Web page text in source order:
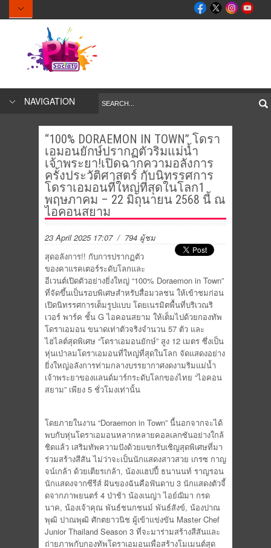
NAVIGATION
“100% DORAEMON IN TOWN” โดรา
เอมอนยักษ์ปรากฏตัวริมแม่น้ำ
เจ้าพระยา!เปิดฉากความอลังการ
ครั้งประวัติศาสตร์ กับนิทรรศการ
โดราเอมอนที่ใหญ่ที่สุดในโลก1
พฤษภาคม – 22 มิถุนายน 2568 นี้ ณ
ไอคอนสยาม
23 April 2025 17:07/ 794 ผู้ชม
สุดอลังการ!! กับการปรากฏตัว
ของคาแรคเตอร์ระดับโลกและ
อีเวนต์เปิดตัวอย่างยิ่งใหญ่ “100% Doraemon in Town”
ที่จัดขึ้นเป็นรอบพิเศษสำหรับสื่อมวลชน ให้เข้าชมก่อน
เปิดนิทรรศการเต็มรูปแบบ โดยเนรมิตพื้นที่บริเวณริ
เวอร์ พาร์ค ชั้น G ไอคอนสยาม ให้เต็มไปด้วยกองทัพ
โดราเอมอน ขนาดเท่าตัวจริงจำนวน 57 ตัว และ
ไฮไลต์สุดพิเศษ “โดราเอมอนยักษ์” สูง 12 เมตร ซึ่งเป็น
หุ่นเป่าลมโดราเอมอนที่ใหญ่ที่สุดในโลก จัดแสดงอย่าง
ยิ่งใหญ่อลังการท่ามกลางบรรยากาศงดงามริมแม่น้ำ
เจ้าพระยาของแลนด์มาร์กระดับโลกของไทย “ไอคอน
สยาม” เพียง 5 ชั่วโมงเท่านั้น
โดยภายในงาน “Doraemon in Town” นี้นอกจากจะได้
พบกับหุ่นโดราเอมอนหลากหลายคอลเลกซันอย่างใกล้
ชิดแล้ว เสริมทัพความปังด้วยแขกรับเชิญสุดพิเศษที่มา
ร่วมสร้างสีสัน ไม่ว่าจะเป็นนักแสดงสาวสวย เกรซ กาญ
จน์เกล้า ด้วยเตียรเกล้า, น้องแฮปปี้ ธนานนท์ ราญรอน
นักแสดงจากซีรีส์ ฝันของฉันคือฟันดาบ 3 นักแสดงตัวจี้
ดจากภาพยนตร์ 4 ป่าช้า น้องเนญ่า ไอย์ฌิมา กรด
นาค, น้องเจ้าคุณ พันธ์ชนกชนม์ พันธ์สังข์, น้องปาณ
พุฒิ ปาณพุฒิ ศักตยาวนิช ผู้เข้าแข่งขัน Master Chef
Junior Thailand Season 3 ที่จะมาร่ามสร้างสีสันและ
ถ่ายภาพกับกองทัพโดราเอมอนเพื่อสร้างโมเมนต์สุด